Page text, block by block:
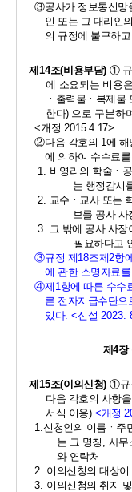
③공사가 정보통신망
인 또는 그 대리인
의 규정에 불구하
제 14조(비용부담) ①
에 소요되는 비용
ㆍ 출력물ㆍ복제물
한다) 으로 구분하
<개정 2015.4.17>
②다음 각호의 1에 해
에 의하여 수수료
1. 비영리의 학술ㆍ
는 행정감시
2. 교수ㆍ교사 또는
보를 공사 사
3. 그 밖에 공사 사장
필요하다고
③규정 제18조제2항
에 관한 소명자료
④제 1항에 따른 수수
른 전자지급수단으
있다. <신설 2023.
제4장
제 15조(이의신청) ①
다음 각호의 사항
서식 이용) <개정
1.신청인의 이름ㆍ주
는 그 명칭 , 사무
와 연락처
2. 이의신청의 대상
3. 이의신청의 취지